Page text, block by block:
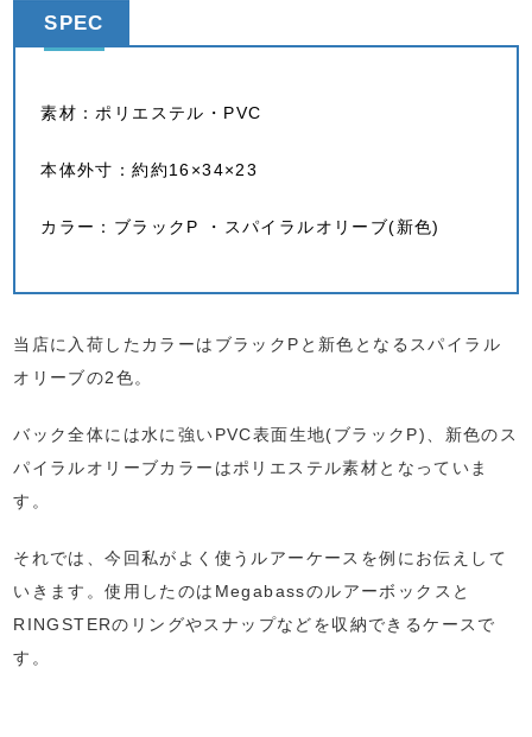
SPEC
素材：ポリエステル・PVC
本体外寸：約約16×34×23
カラー：ブラックP ・スパイラルオリーブ(新色)
当店に入荷したカラーはブラックPと新色となるスパイラル
オリーブの2色。
バック全体には水に強いPVC表面生地(ブラックP)、新色のス
パイラルオリーブカラーはポリエステル素材となっていま
す。
それでは、今回私がよく使うルアーケースを例にお伝えして
いきます。使用したのはMegabassのルアーボックスと
RINGSTERのリングやスナップなどを収納できるケースで
す。